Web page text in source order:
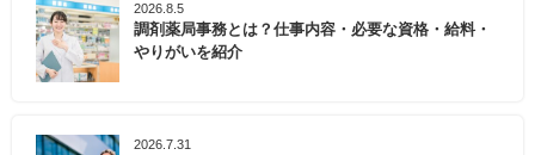
2026.8.5
調剤薬局事務とは？仕事内容・必要な資格・給料・
やりがいを紹介
2026.7.31